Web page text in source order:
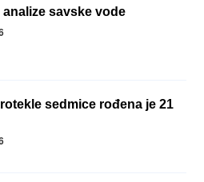
analize savske vode
sedmice rođena je 21